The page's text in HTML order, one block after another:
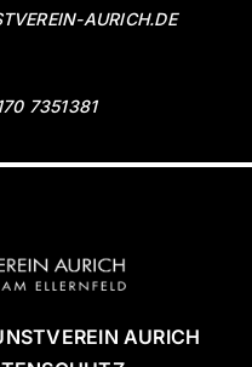
AURICH.DE
7351381
AURICH